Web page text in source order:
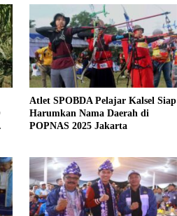
Atlet SPOBDA Pelajar Kalsel Siap
Harumkan Nama Daerah di
POPNAS 2025 Jakarta